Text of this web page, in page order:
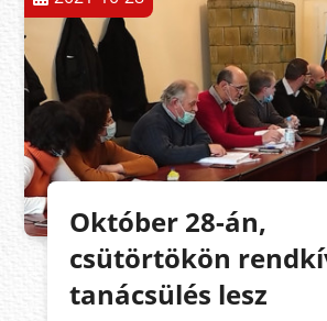
Október 28-án,
csütörtökön
tanácsülés lesz